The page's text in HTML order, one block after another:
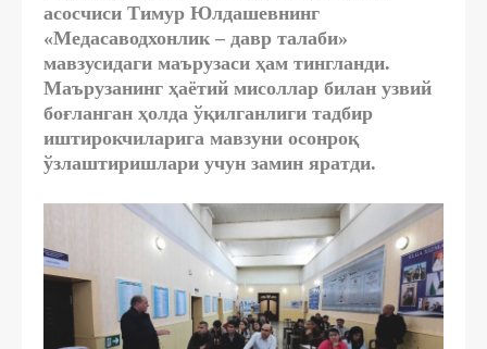
асосчиси Тимур Юлдашевнинг
«Медасаводхонлик – давр талаби»
мавзусидаги маърузаси ҳам тингланди.
Маърузанинг ҳаётий мисоллар билан узвий
боғланган ҳолда ўқилганлиги тадбир
иштирокчиларига мавзуни осонроқ
ўзлаштиришлари учун замин яратди.